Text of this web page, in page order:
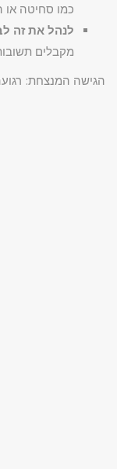
כמו סחיטה או
לנהל את זה
מקבלים
הגישה המנצחת: